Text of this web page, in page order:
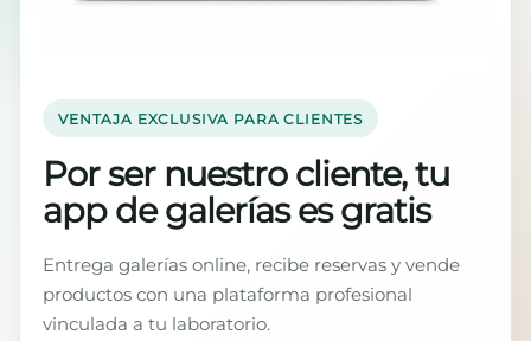
VENTAJA EXCLUSIVA PARA CLIENTES
Por ser nuestro cliente, tu
app de galerías es gratis
Entrega galerías online, recibe reservas y vende
productos con una plataforma profesional
vinculada a tu laboratorio.